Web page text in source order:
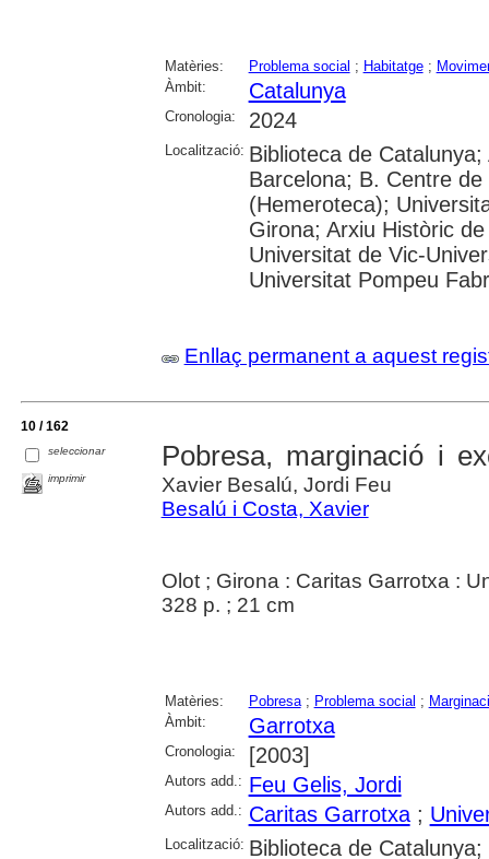
Matèries: Problema social ; Habitatge;
Àmbit:
Catalunya
Cronologia: 2024
Localització: Biblioteca de
Barcelona; B. Centre
(Hemeroteca);
Girona; Arxiu Històric
Universitat de Vic-
Universitat Pompeu
Enllaç permanent a aquest
10 / 162
seleccionar
imprimir
Pobresa, marginació i
Xavier Besalú, Jordi Feu
Besalú i Costa, Xavier
Olot ; Girona : Caritas Garrotxa :
328 p. ; 21 cm
Matèries: Pobresa; Problema social ;
Àmbit:
Garrotxa
Cronologia: [2003]
Autors add.: Feu Gelis, Jordi
Autors add.: Caritas Garrotxa;
Localització: Biblioteca de